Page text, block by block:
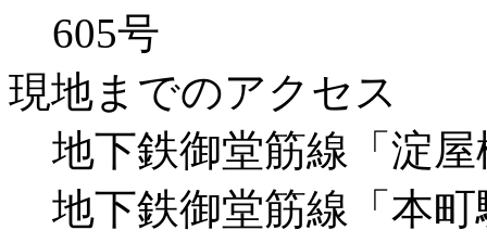
605号
現地までのアクセス
地下鉄御堂筋線「淀
地下鉄御堂筋線「本